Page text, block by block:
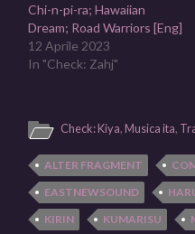
Chi-n-pi-ra; Hawaiian
Dream; Road Warriors [Eng]
12 Aprile 2023
In "Check: Zahj"
Check: Kiya,Musica ita,
ALTER FRAGMENT
EASTNEWSOUND
KIRIN
KUMARISU